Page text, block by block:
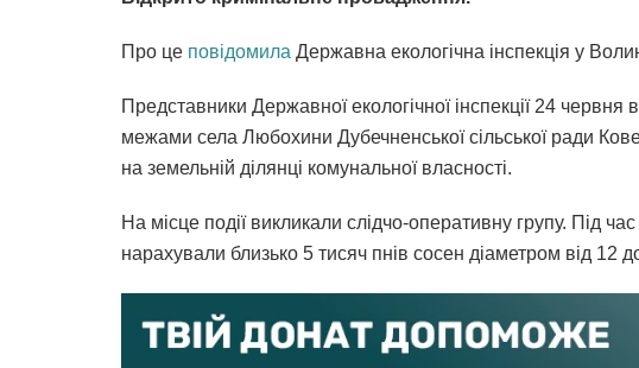
Про це повідомила Державна екологічна інспекція у
Представники Державної екологічної інспекції 24
межами села Любохини Дубечненської сільської ради
на земельній ділянці комунальної власності.
На місце події викликали слідчо-оперативну групу. Під
нарахували близько 5 тисяч пнів сосен діаметром від 12